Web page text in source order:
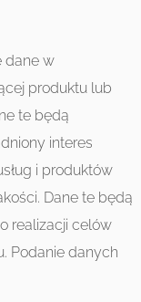
dane w
produktu lub
te będą
interes
i produktów
Dane te będą
realizacji celów
Podanie danych